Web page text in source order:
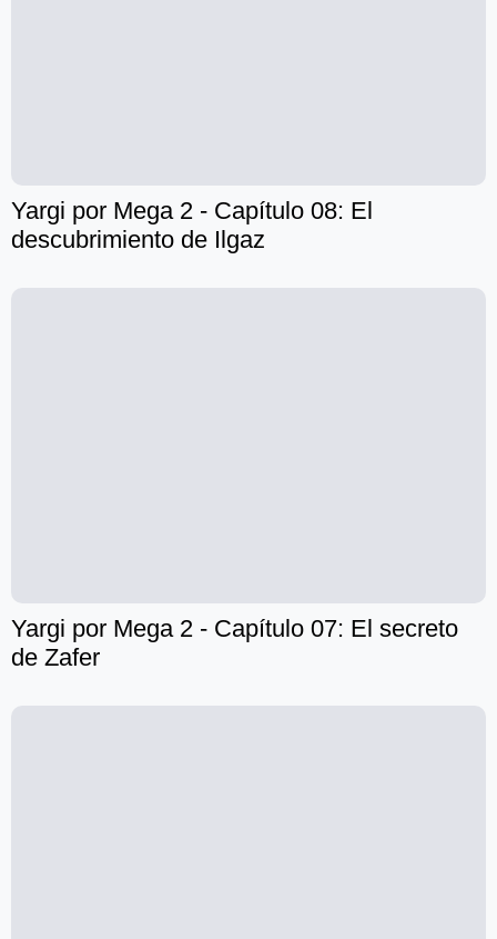
Yargi por Mega 2 - Capítulo 08: El
descubrimiento de Ilgaz
Yargi por Mega 2 - Capítulo 07: El secreto
de Zafer